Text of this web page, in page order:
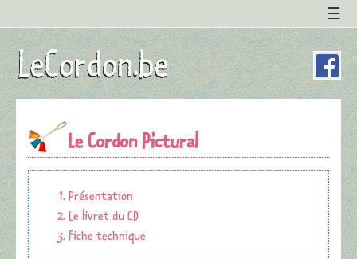
Le Cordon Pictural
Présentation
Le livret du CD
Fiche technique